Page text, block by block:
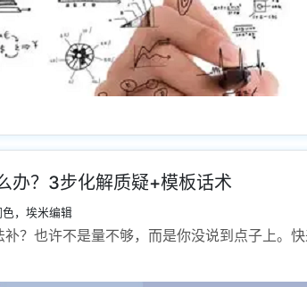
办？3步化解质疑+模板话术
，埃米编辑
补？也许不是量不够，而是你没说到点子上。